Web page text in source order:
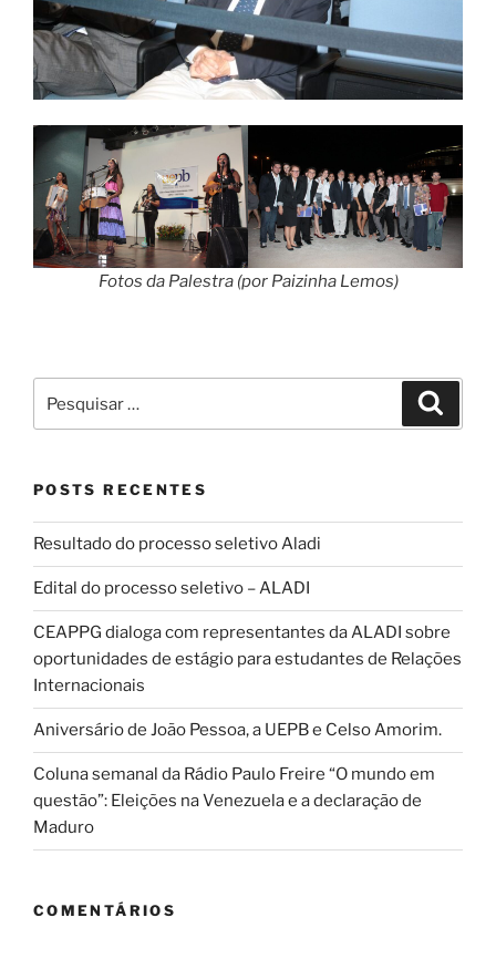
Fotos da Palestra (por Paizinha Lemos)
por:
POSTS RECENTES
Resultado do processo seletivo Aladi
Edital do processo seletivo – ALADI
CEAPPG dialoga com representantes da ALADI sobre
oportunidades de estágio para estudantes de Relações
Internacionais
Aniversário de João Pessoa, a UEPB e Celso Amorim.
Coluna semanal da Rádio Paulo Freire “O mundo em
questão”: Eleições na Venezuela e a declaração de
Maduro
COMENTÁRIOS